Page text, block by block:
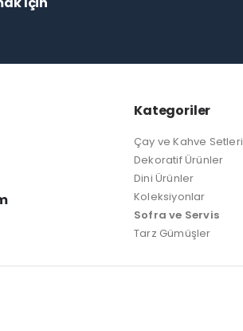
Kategoriler
Çay ve Kahve Setleri
Dekoratif Ürünler
Dini Ürünler
Koleksiyonlar
Sofra ve Servis
Tarz Gümüşler